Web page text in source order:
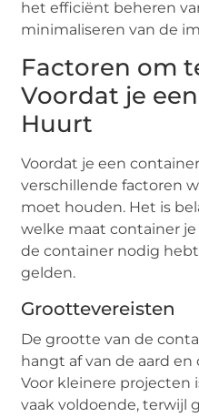
het efficiënt beheren
minimaliseren van de
Factoren om
Voordat je
Huurt
Voordat je een
verschillende factoren
moet houden. Het is
welke maat container
de container nodig
gelden.
Groottevereisten
De grootte van de
hangt af van de aard
Voor kleinere projecten
vaak voldoende, terwijl